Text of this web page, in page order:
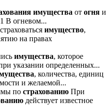
имущества от огня и
В огневом...
имущество,
на правах
имущества, которое
указании определенных...
, количества, единиц
и желаемой...
по страхованию При
действует известное